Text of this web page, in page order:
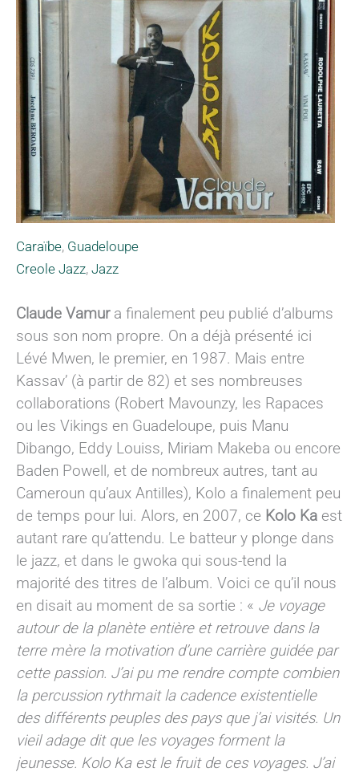
Caraïbe, Guadeloupe
Creole Jazz, Jazz
Claude Vamur a finalement peu publié d’albums
sous son nom propre. On a déjà présenté ici
Lévé Mwen, le premier, en 1987. Mais entre
Kassav’ (à partir de 82) et ses nombreuses
collaborations (Robert Mavounzy, les Rapaces
ou les Vikings en Guadeloupe, puis Manu
Dibango, Eddy Louiss, Miriam Makeba ou encore
Baden Powell, et de nombreux autres, tant au
Cameroun qu’aux Antilles), Kolo a finalement peu
de temps pour lui. Alors, en 2007, ce Kolo Ka est
autant rare qu’attendu. Le batteur y plonge dans
le jazz, et dans le gwoka qui sous-tend la
majorité des titres de l’album. Voici ce qu’il nous
en disait au moment de sa sortie : « Je voyage
autour de la planète entière et retrouve dans la
terre mère la motivation d’une carrière guidée par
cette passion. J’ai pu me rendre compte combien
la percussion rythmait la cadence existentielle
des différents peuples des pays que j’ai visités. Un
vieil adage dit que les voyages forment la
jeunesse. Kolo Ka est le fruit de ces voyages. J’ai